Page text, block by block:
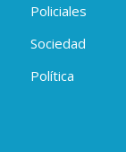
Policiales
Sociedad
Política